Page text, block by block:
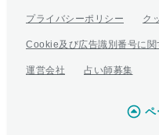
プライバシーポリシー ク
Cookie及び広告識別番号に関
運営会社 占い師募集
ペ